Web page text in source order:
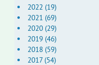
2022 (19)
2021 (69)
2020 (29)
2019 (46)
2018 (59)
2017 (54)